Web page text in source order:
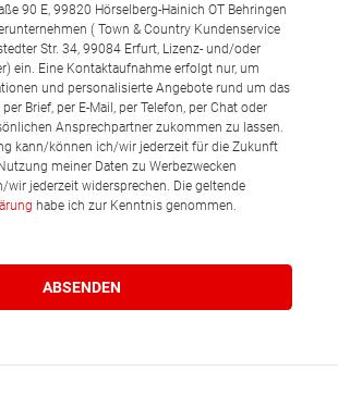
90 E, 99820 Hörselberg-Hainich OT Behringen
( Town & Country Kundenservice
Str. 34, 99084 Erfurt, Lizenz- und/oder
ein. Eine Kontaktaufnahme erfolgt nur, um
und personalisierte Angebote rund um das
Brief, per E-Mail, per Telefon, per Chat oder
Ansprechpartner zukommen zu lassen.
kann/können ich/wir jederzeit für die Zukunft
meiner Daten zu Werbezwecken
wir jederzeit widersprechen. Die geltende
habe ich zur Kenntnis genommen.